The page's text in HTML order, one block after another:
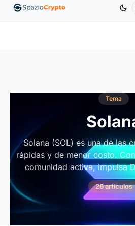
EthereumETH1880,58 US$
Tema
Solana (SOL) es una de las
rápidas y de menor costo.
comunidad activa, impulsa
26 artículos